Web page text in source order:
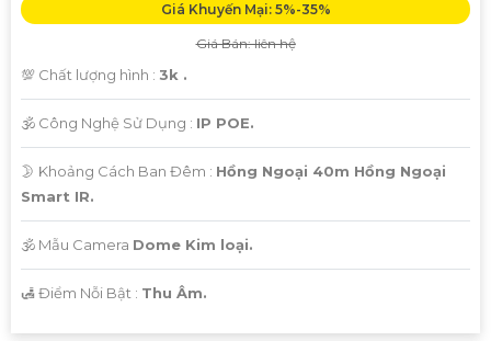
Giá Khuyến Mại: 5%-35%
Giá Bán: liên hệ
💯 Chất lượng hình : 3k .
🕉️ Công Nghệ Sử Dụng : IP POE.
🌛 Khoảng Cách Ban Đêm : Hồng Ngoại 40m Hồng Ngoại
Smart IR.
🕉️ Mẫu Camera Dome Kim loại.
️🛃 Điểm Nỗi Bật : Thu Âm.